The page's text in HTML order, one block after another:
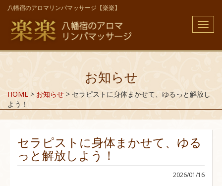
八幡宿のアロマリンパマッサージ【楽楽】
メ
ニ
お知らせ
HOME > お知らせ > セラピストに身体まかせて、ゆるっと解放し
よう！
セラピストに身体まかせて、ゆる
っと解放しよう！
2026/01/16